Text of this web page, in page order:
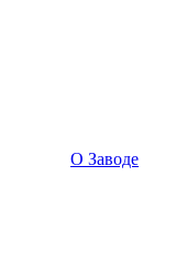
О Заводе